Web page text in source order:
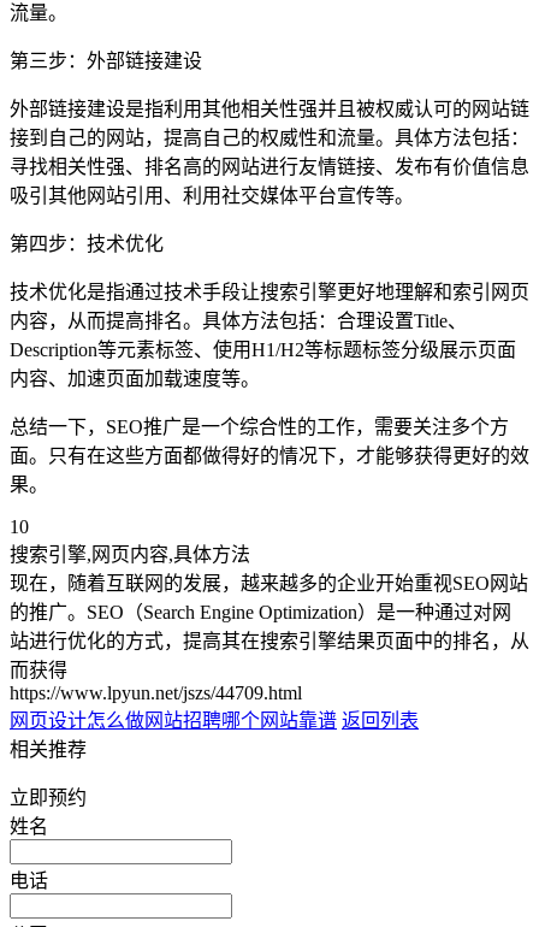
流量。
第三步：外部链接建设
外部链接建设是指利用其他相关性强并且被权威认可的网站链
接到自己的网站，提高自己的权威性和流量。具体方法包括：
寻找相关性强、排名高的网站进行友情链接、发布有价值信息
吸引其他网站引用、利用社交媒体平台宣传等。
第四步：技术优化
技术优化是指通过技术手段让搜索引擎更好地理解和索引网页
内容，从而提高排名。具体方法包括：合理设置Title、
Description等元素标签、使用H1/H2等标题标签分级展示页面
内容、加速页面加载速度等。
总结一下，SEO推广是一个综合性的工作，需要关注多个方
面。只有在这些方面都做得好的情况下，才能够获得更好的效
果。
10
搜索引擎,网页内容,具体方法
现在，随着互联网的发展，越来越多的企业开始重视SEO网站
的推广。SEO（Search Engine Optimization）是一种通过对网
站进行优化的方式，提高其在搜索引擎结果页面中的排名，从
而获得
https://www.lpyun.net/jszs/44709.html
网页设计怎么做网站招聘哪个网站靠谱 返回列表
相关推荐
立即预约
姓名
电话